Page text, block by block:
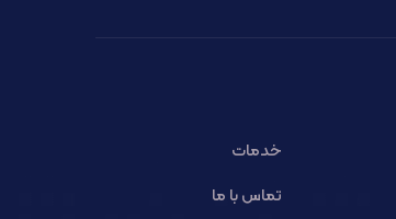
خدمات
تماس با ما